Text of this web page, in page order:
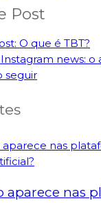
Post
O que é TBT?
Instagram news: o
seguir
aparece nas